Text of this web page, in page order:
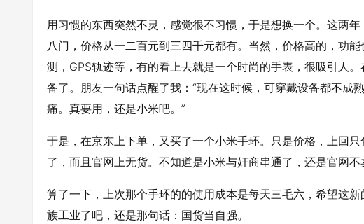
用习惯的东西突然不灵，感觉很不习惯，于是想换一个。这两
八门，价格从一二百元到三四千元都有。当然，价格高的，功
测，GPS轨迹等，有的看上去就是一个时尚的手表，很吸引人
备了。朋友一句话点醒了我：“现在这时候，可穿戴设备都不成
痛。真要用，还是小米吧。”
于是，在京东上下单，又买了一个小米手环。只是价格，上回
了，而且官网上无货。不知道是小米与奸商串通了，还是官网不
算了一下，上次那个手环的的使用成本是每天三毛六，希望这
族工业了吧，还是那句话：国货当自强。